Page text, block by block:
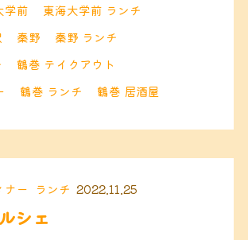
学前
東海大学前 ランチ
秦野
秦野 ランチ
鶴巻 テイクアウト
鶴巻 ランチ 鶴巻 居酒屋
ナー ランチ 2022.11.25
シェ